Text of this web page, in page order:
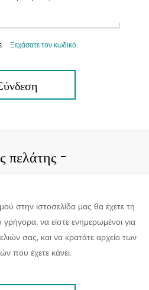
Ξεχάσατε τον κωδικό;
πελάτης
στην ιστοσελίδα μας θα έχετε τη
να είστε ενημερωμένοι για
σας, και να κρατάτε αρχείο των
που έχετε κάνει.